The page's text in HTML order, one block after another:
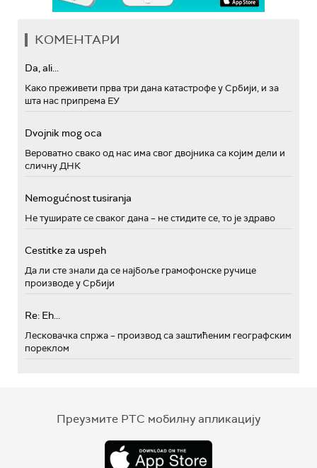
КОМЕНТАРИ
Da, ali...
Како преживети прва три дана катастрофе у Србији, и за
шта нас припрема ЕУ
Dvojnik mog oca
Вероватно свако од нас има свог двојника са којим дели и
сличну ДНК
Nemogućnost tusiranja
Не туширате се сваког дана – не стидите се, то је здраво
Cestitke za uspeh
Да ли сте знали да се најбоље грамофонске ручице
производе у Србији
Re: Eh...
Лесковачка спржа – производ са заштићеним географским
пореклом
Преузмите РТС мобилну апликацију